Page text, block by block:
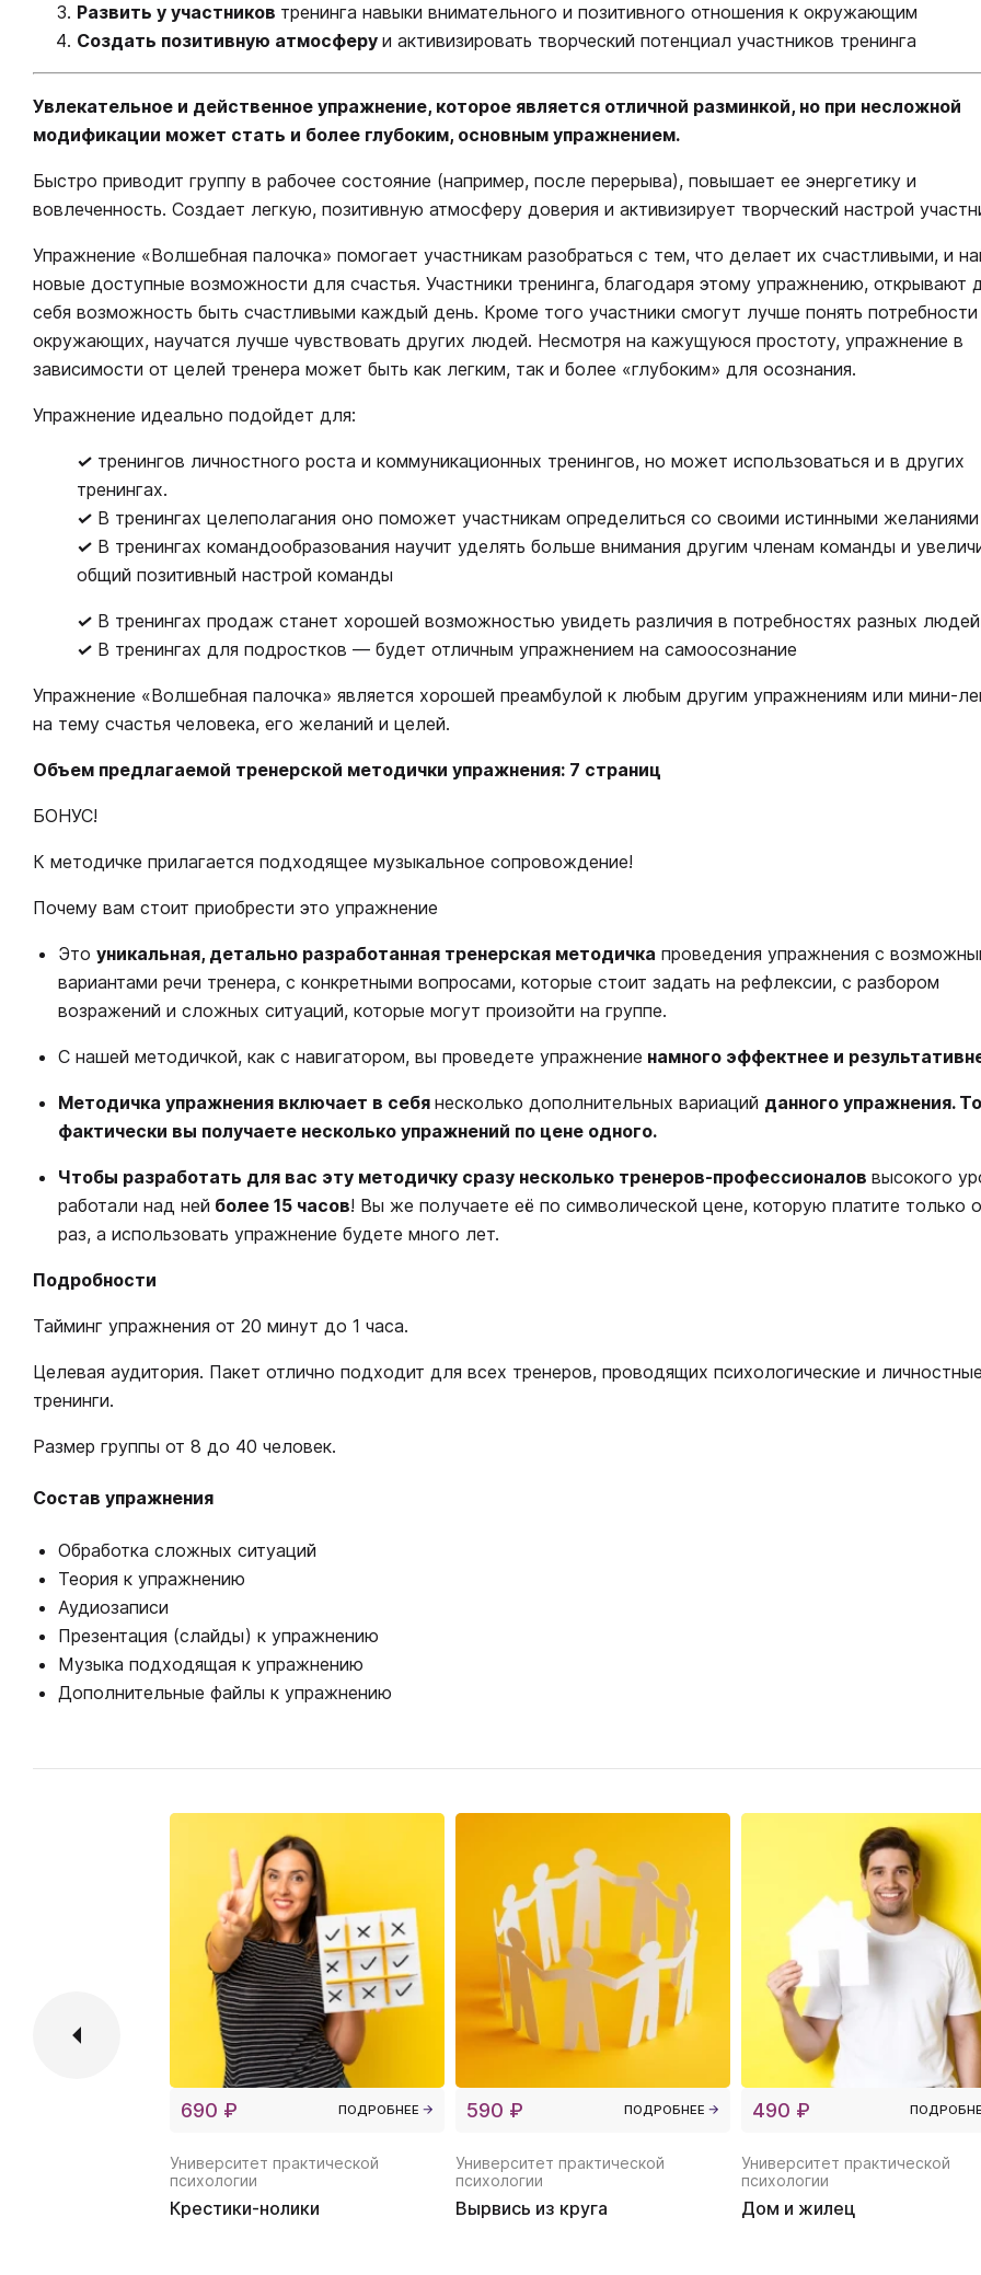
Развить у участников тренинга навыки внимательного и позитивного отношения к окружающим
Создать позитивную атмосферу и активизировать творческий потенциал участников тренинга
Увлекательное и действенное упражнение, которое является отличной разминкой, но при несложной
модификации может стать и более глубоким, основным упражнением.
Быстро приводит группу в рабочее состояние (например, после перерыва), повышает ее энергетику и
вовлеченность. Создает легкую, позитивную атмосферу доверия и активизирует творческий настрой
Упражнение «Волшебная палочка» помогает участникам разобраться с тем, что делает их счастливыми, и
новые доступные возможности для счастья. Участники тренинга, благодаря этому упражнению, открывают
себя возможность быть счастливыми каждый день. Кроме того участники смогут лучше понять потребности
окружающих, научатся лучше чувствовать других людей. Несмотря на кажущуюся простоту, упражнение в
зависимости от целей тренера может быть как легким, так и более «глубоким» для осознания.
Упражнение идеально подойдет для:
✓ тренингов личностного роста и коммуникационных тренингов, но может использоваться и в других
тренингах.
✓ В тренингах целеполагания оно поможет участникам определиться со своими истинными желаниями
✓ В тренингах командообразования научит уделять больше внимания другим членам команды и
общий позитивный настрой команды
✓ В тренингах продаж станет хорошей возможностью увидеть различия в потребностях разных людей
✓ В тренингах для подростков — будет отличным упражнением на самоосознание
Упражнение «Волшебная палочка» является хорошей преамбулой к любым другим упражнениям или мини-
на тему счастья человека, его желаний и целей.
Объем предлагаемой тренерской методички упражнения: 7 страниц
БОНУС!
К методичке прилагается подходящее музыкальное сопровождение!
Почему вам стоит приобрести это упражнение
Это уникальная, детально разработанная тренерская методичка проведения упражнения с
вариантами речи тренера, с конкретными вопросами, которые стоит задать на рефлексии, с разбором
возражений и сложных ситуаций, которые могут произойти на группе.
С нашей методичкой, как с навигатором, вы проведете упражнение намного эффектнее и
Методичка упражнения включает в себя несколько дополнительных вариаций данного упражнения.
фактически вы получаете несколько упражнений по цене одного.
Чтобы разработать для вас эту методичку сразу несколько тренеров-профессионалов высокого
работали над ней более 15 часов! Вы же получаете её по символической цене, которую платите только
раз, а использовать упражнение будете много лет.
Подробности
Тайминг упражнения от 20 минут до 1 часа.
Целевая аудитория. Пакет отлично подходит для всех тренеров, проводящих психологические и личностные
тренинги.
Размер группы от 8 до 40 человек.
Состав упражнения
Обработка сложных ситуаций
Теория к упражнению
Аудиозаписи
Презентация (слайды) к упражнению
Музыка подходящая к упражнению
Дополнительные файлы к упражнению
690 ₽ ПОДРОБНЕЕ
Университет практической
психологии
Крестики-нолики
590 ₽ ПОДРОБНЕЕ
Университет практической
психологии
Вырвись из круга
490 ₽
Университет практической
психологии
Дом и жилец